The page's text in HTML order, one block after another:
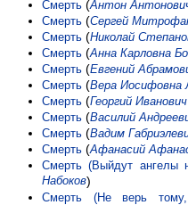
Смерть (Антон
Смерть (Сергей
Смерть (Николай
Смерть (Анна Карловна
Смерть (Евгений
Смерть (Вера Иосифовна
Смерть (Георгий
Смерть (Василий
Смерть (Вадим
Смерть (Афанасий
Смерть (Выйдут ангелы
Набоков)
Смерть (Не верь